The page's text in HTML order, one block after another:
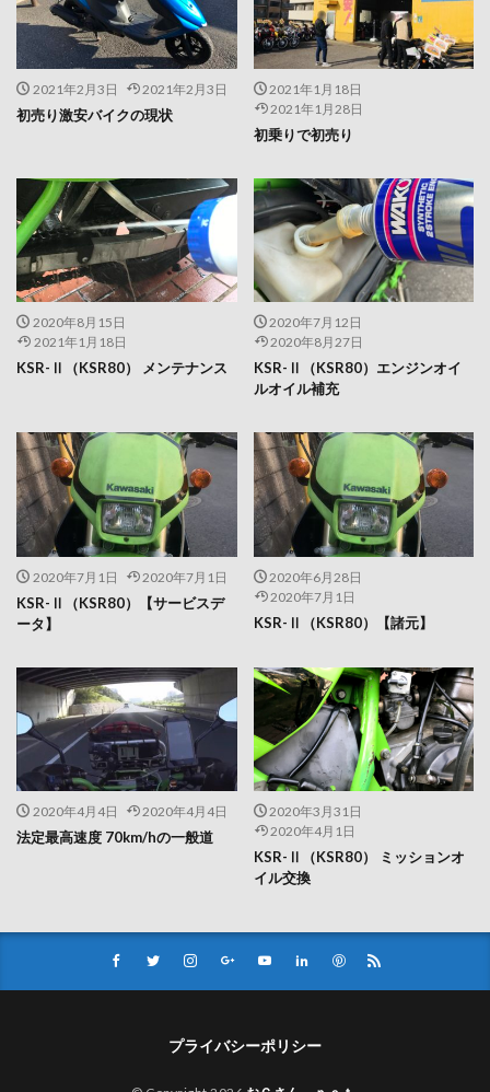
2021年2月3日 2021年2月3日
初売り激安バイクの現状
2021年1月18日
2021年1月28日
初乗りで初売り
2020年8月15日
2021年1月18日
KSR-Ⅱ（KSR80） メンテナンス
2020年7月12日
2020年8月27日
KSR-Ⅱ（KSR80）エンジンオイ
ルオイル補充
2020年7月1日 2020年7月1日
KSR-Ⅱ（KSR80）【サービスデ
ータ】
2020年6月28日
2020年7月1日
KSR-Ⅱ（KSR80）【諸元】
2020年4月4日 2020年4月4日
法定最高速度 70km/hの一般道
2020年3月31日
2020年4月1日
KSR-Ⅱ（KSR80） ミッションオ
イル交換
プライバシーポリシー